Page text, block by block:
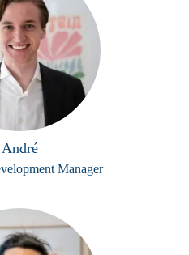
André
Manager